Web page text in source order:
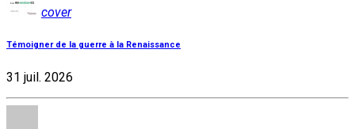
cover
Témoigner de la guerre à la Renaissance
31 juil. 2026